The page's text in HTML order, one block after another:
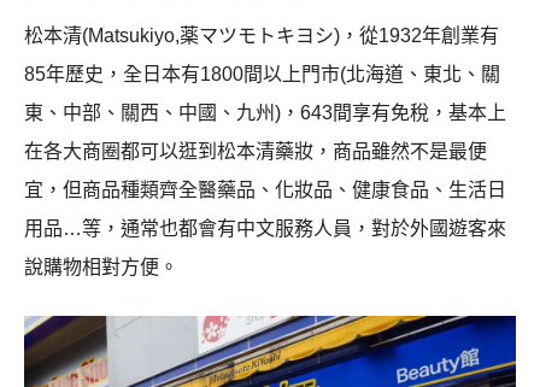
松本清(Matsukiyo,薬マツモトキヨシ)，從1932年創業有
85年歷史，全日本有1800間以上門市(北海道、東北、關
東、中部、關西、中國、九州)，643間享有免稅，基本上
在各大商圈都可以逛到松本清藥妝，商品雖然不是最便
宜，但商品種類齊全醫藥品、化妝品、健康食品、生活日
用品…等，通常也都會有中文服務人員，對於外國遊客來
說購物相對方便。